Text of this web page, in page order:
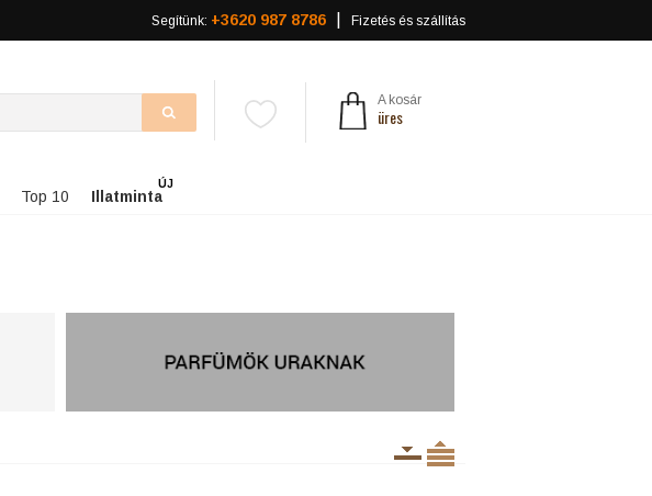
Segítünk: +3620 987 8786 Fizetés és szállítás
A kosár
üres
Top 10 Illatminta
ÚJ